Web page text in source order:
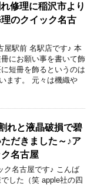
修理に稲沢市より
のクイック名古
屋駅前 名駅店です♪ 本
にお願い事を書いて飾
短冊を飾るというのは
ます。 元々は機織や
れと液晶破損で碧
だきました～♪ア
名古屋
ク名古屋です♪ こんば
した（笑 apple社の四